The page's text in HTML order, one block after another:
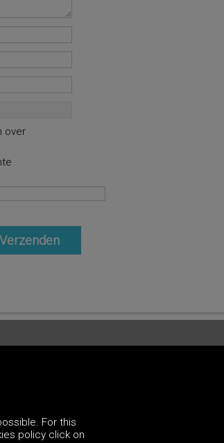
over
For this
policy click on